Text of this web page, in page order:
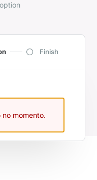
Finish
momento.